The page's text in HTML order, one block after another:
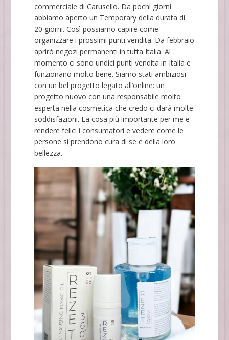
commerciale di Carusello. Da pochi giorni
abbiamo aperto un Temporary della durata di
20 giorni. Così possiamo capire come
organizzare i prossimi punti vendita. Da febbraio
aprirò negozi permanenti in tutta Italia. Al
momento ci sono undici punti vendita in Italia e
funzionano molto bene. Siamo stati ambiziosi
con un bel progetto legato all’online: un
progetto nuovo con una responsabile molto
esperta nella cosmetica che credo ci darà molte
soddisfazioni. La cosa più importante per me e
rendere felici i consumatori e vedere come le
persone si prendono cura di se e della loro
bellezza.